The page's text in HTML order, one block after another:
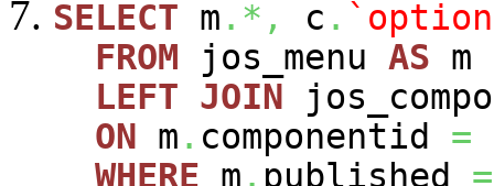
SELECT m .*, c .
FROM jos_menu AS m
LEFT JOIN
ON m . componentid =
WHERE m . published =